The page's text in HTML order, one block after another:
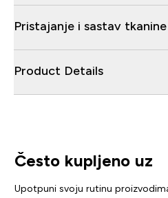
Pristajanje i sastav tkanine
Product Details
Često kupljeno uz
Upotpuni svoju rutinu